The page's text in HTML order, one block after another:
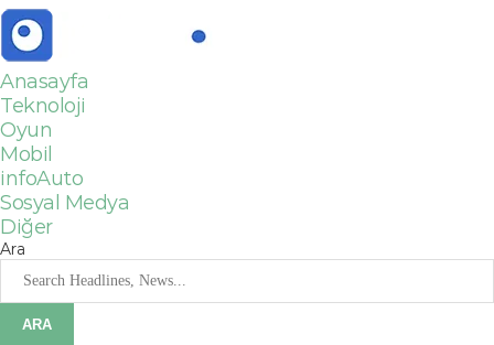
Anasayfa
Teknoloji
Oyun
Mobil
infoAuto
Sosyal Medya
Diğer
Ara